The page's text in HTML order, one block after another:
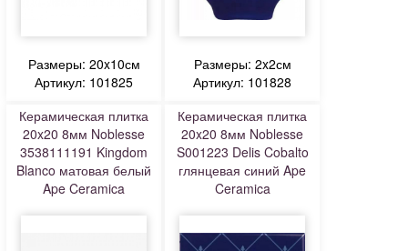
Размеры: 20x10см
Артикул: 101825
Размеры: 2x2см
Артикул: 101828
Керамическая плитка
20x20 8мм Noblesse
3538111191 Kingdom
Blanco матовая белый
Ape Ceramica
Керамическая плитка
20x20 8мм Noblesse
S001223 Delis Cobalto
глянцевая синий Ape
Ceramica